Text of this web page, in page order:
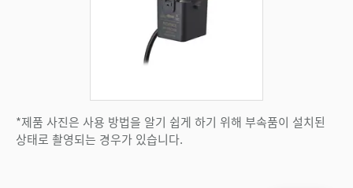
*제품 사진은 사용 방법을 알기 쉽게 하기 위해 부속품이 설치된
상태로 촬영되는 경우가 있습니다.